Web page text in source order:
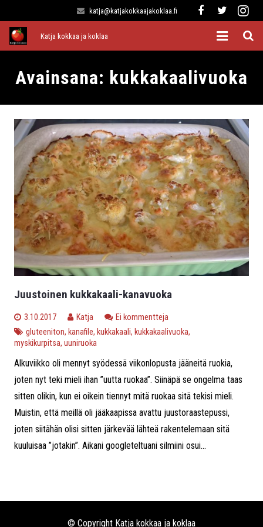
katja@katjakokkaajakoklaa.fi
Katja kokkaa ja koklaa
Pääruoat
Lisukkeet
Jälkiruoat
Kaikki reseptit
Avainsana: kukkakaalivuoka
Juustoinen kukkakaali-kanavuoka
3.10.2017 Katja
Ei kommentteja
gluteeniton, kanafile, kukkakaali, kukkakaalivuoka,
myskikurpitsa, uuniruoka
Alkuviikko oli mennyt syödessä viikonlopusta jääneitä ruokia,
joten nyt teki mieli ihan ”uutta ruokaa”. Siinäpä se ongelma taas
sitten olikin, kun ei oikein tiennyt mitä ruokaa sitä tekisi mieli.
Muistin, että meillä oli jääkaapissa avattu juustoraastepussi,
joten siitähän olisi sitten järkevää lähteä rakentelemaan sitä
kuuluisaa ”jotakin”. Aikani googleteltuani silmiini osui...
© Copyright Katja kokkaa ja koklaa